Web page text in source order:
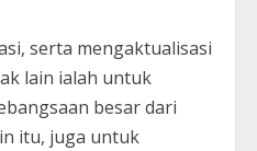
serta mengaktualisasi
lain ialah untuk
besar dari
itu, juga untuk